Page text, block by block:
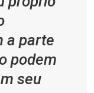
a parte
podem
seu